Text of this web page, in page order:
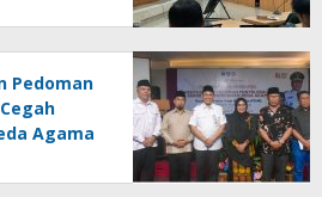
Pedoman
Agama